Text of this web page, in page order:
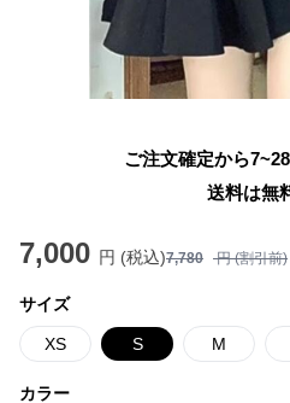
ご注文確定から
送料は無
7,000 円 (税込)7,780 円 (割引前)
サイズ
XS S M
カラー